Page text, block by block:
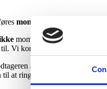
moms på
moms på undervisningen,
Vi kommer
af undervisningen —
at ringe til os på
28 74 61 22,